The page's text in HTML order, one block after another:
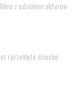
z udziałem aktorów
i przeklęte dziecko